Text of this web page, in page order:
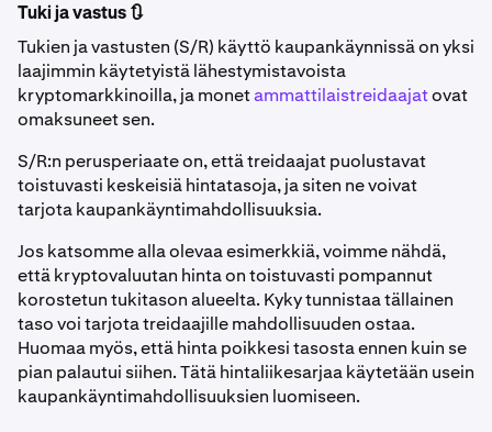
Tuki ja vastus 🔃
Tukien ja vastusten (S/R) käyttö kaupankäynnissä on yksi
laajimmin käytetyistä lähestymistavoista
kryptomarkkinoilla, ja monetammattilaistreidaajatovat
omaksuneet sen.
S/R:n perusperiaate on, että treidaajat puolustavat
toistuvasti keskeisiä hintatasoja, ja siten ne voivat
tarjota kaupankäyntimahdollisuuksia.
Jos katsomme alla olevaa esimerkkiä, voimme nähdä,
että kryptovaluutan hinta on toistuvasti pompannut
korostetun tukitason alueelta. Kyky tunnistaa tällainen
taso voi tarjota treidaajille mahdollisuuden ostaa.
Huomaa myös, että hinta poikkesi tasosta ennen kuin se
pian palautui siihen. Tätä hintaliikesarjaa käytetään usein
kaupankäyntimahdollisuuksien luomiseen.